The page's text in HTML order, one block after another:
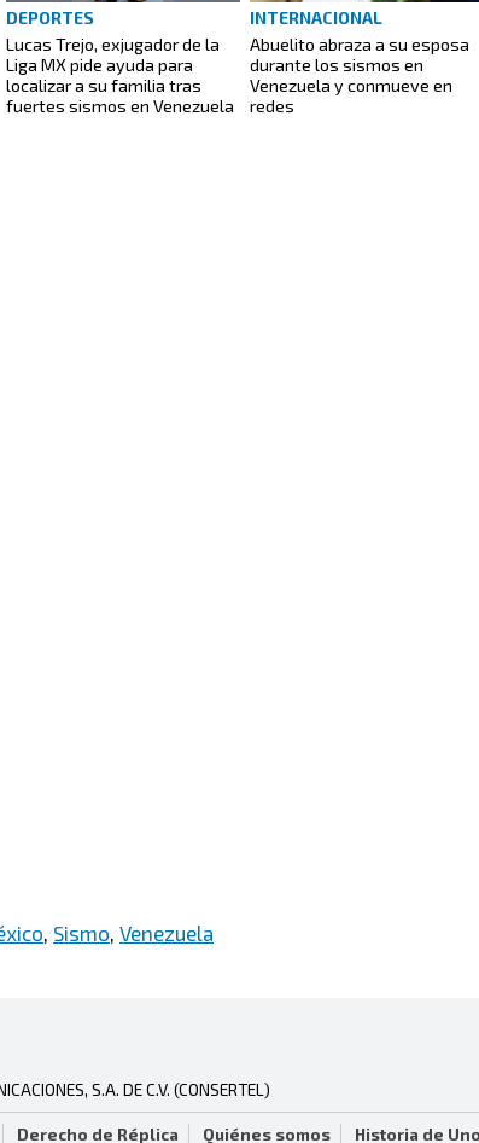
DEPORTES
Lucas Trejo, exjugador de la
Liga MX pide ayuda para
localizar a su familia tras
fuertes sismos en Venezuela
INTERNACIONAL
Abuelito abraza a su esposa
durante los sismos en
Venezuela y conmueve en
redes
, Sismo, Venezuela
S.A. DE C.V. (CONSERTEL)
Derecho de Réplica Quiénes somos Historia de